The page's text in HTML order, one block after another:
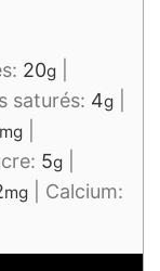
20g
saturés: 4g
mg
5g
mg
Calcium: